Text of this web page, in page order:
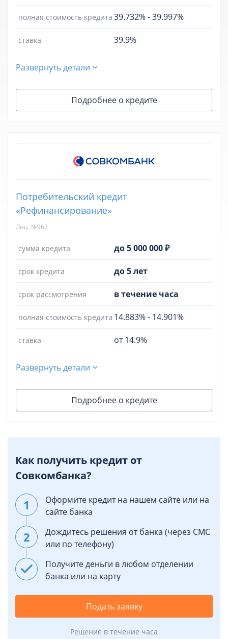
полная стоимость кредита 39.732%-39.997%
ставка 39.9%
Развернуть детали
Подробнее о кредите
Потребительский кредит
«Рефинансирование»
Лиц. №963
сумма кредита до 5 000 000 ₽
срок кредита до 5 лет
срок рассмотрения в течение часа
полная стоимость кредита 14.883%- 14.901%
ставка от 14.9%
Развернуть детали
Подробнее о кредите
Как получить кредит от
Совкомбанка?
Оформите кредит на нашем сайте или на
сайте банка
Дождитесь решения от банка (через СМС
или по телефону)
Получите деньги в любом отделении
банка или на карту
Подать заявку
Решение в течение часа